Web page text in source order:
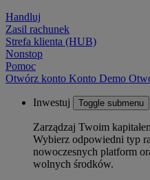
Handluj
Zasil rachunek
Strefa klienta (HUB)
Nonstop
Pomoc
Otwórz konto Konto Demo
Inwestuj Toggle submenu
Zarządzaj Twoim
Wybierz odpowiedni typ
nowoczesnych platform
wolnych środków.